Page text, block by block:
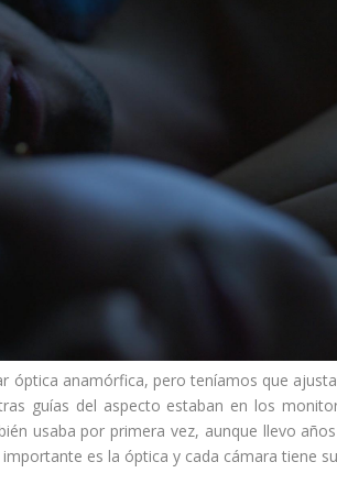
óptica anamórfica, pero teníamos que
guías del aspecto estaban en los
usaba por primera vez, aunque llevo
es la óptica y cada cámara tiene